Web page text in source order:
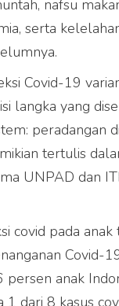
nafsu
serta
Covid-19
langka yang
peradangan
tertulis
UNPAD dan
covid pada
Covid-
persen anak
dari 8 kasus